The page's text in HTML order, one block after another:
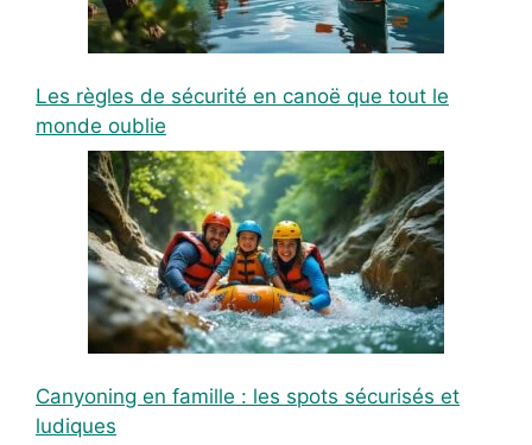
Les règles de sécurité en canoë que tout le
monde oublie
Canyoning en famille : les spots sécurisés et
ludiques